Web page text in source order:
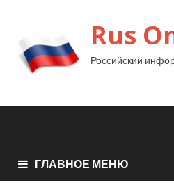
Rus
Российский
ГЛАВНОЕ МЕНЮ